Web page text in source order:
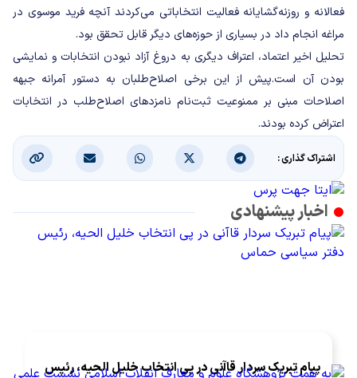
فعالانه و روزنه‌گشایانه فعالیت انتخاباتی می‌کردند آنچه فرید موسوی در
مراغه انجام داد در بسیاری از حوزه‌های دیگر قابل تحقق بود.
تحلیل اخیر اعتماد، اعتراف دیگری به دروغ آزاد نبودن انتخابات و نمایشی
بودن آن است.پیش از این برخی اصلاح‌طلبان به دستور آمرانه جبهه
اصلاحات مبنی بر ممنوعیت ثبت‌نام نامزدهای اصلاح‌طلب در انتخابات
اعتراض کرده بودند.
اشتراک گذاری :
اخبار پیشنهادی
پیام تبریک سردار قاآنی در پی انتخاب خلیل الحیه، رئیس